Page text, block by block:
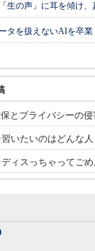
生の声」に耳を傾け、
タを扱えないAIを卒
とプライバシーの侵
いたいのはどんな人
ィスっちゃってご